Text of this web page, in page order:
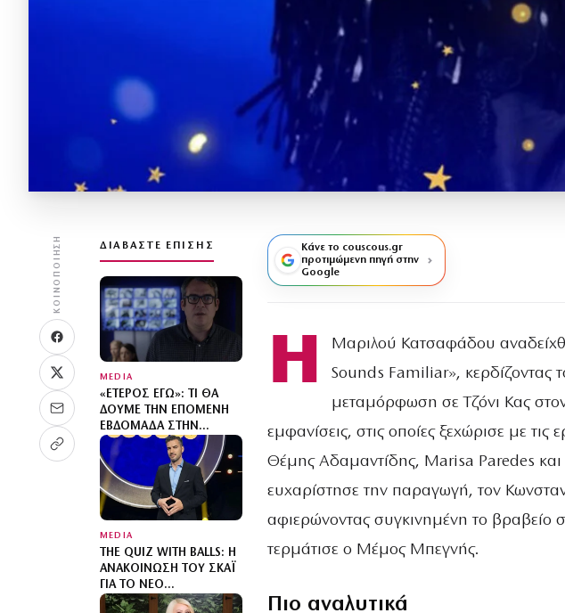
ΚΟΙΝΟΠΟΊΗΣΗ ΔΙΑΒΆΣΤΕ ΕΠΊΣΗΣ
MEDIA
«ΈΤΕΡΟΣ ΕΓΏ»: ΤΙ ΘΑ
ΔΟΎΜΕ ΤΗΝ ΕΠΌΜΕΝΗ
ΕΒΔΟΜΆΔΑ ΣΤΗΝ
ΑΣΤΥΝΟΜΙΚΉ ΣΕΙΡΆ
ΜΥΣΤΗΡΊΟΥ
MEDIA
THE QUIZ WITH BALLS: Η
ΑΝΑΚΟΊΝΩΣΗ ΤΟΥ ΣΚΑΪ
ΓΙΑ ΤΟ ΝΈΟ
ΤΗΛΕΠΑΙΧΝΊΔΙ ΜΕ ΤΟΝ
Κάνε το couscous.gr
προτιμώμενη πηγή στην
Google
Η
Μαριλού Κατσαφάδου
Sounds Familiar», κερδίζοντας
μεταμόρφωση σε Τζόνι Κας
εμφανίσεις, στις οποίες ξεχώρισε με
Θέμης Αδαμαντίδης, Marisa Paredes και
ευχαρίστησε την παραγωγή, τον
αφιερώνοντας συγκινημένη το βραβείο
τερμάτισε ο Μέμος Μπεγνής.
Πιο αναλυτικά